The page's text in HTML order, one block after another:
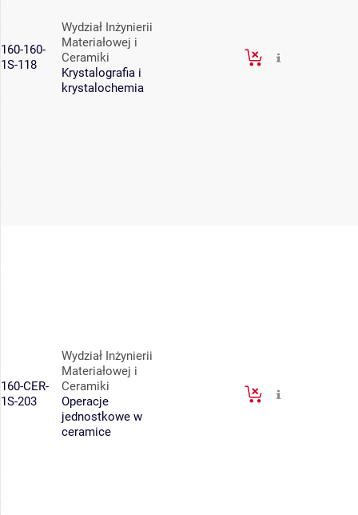
160-160-
1S-118
Wydział Inżynierii
Materiałowej i
Ceramiki
Krystalografia i
krystalochemia
160-CER-
1S-203
Wydział Inżynierii
Materiałowej i
Ceramiki
Operacje
jednostkowe w
ceramice